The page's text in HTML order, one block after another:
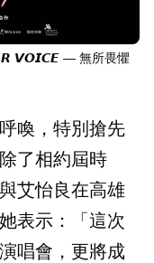
𝙑𝙊𝙄𝘾𝙀 — 無所畏懼
喚，特別搶先
了相約屆時
艾怡良在高雄
表示：「這次
唱會，更將成